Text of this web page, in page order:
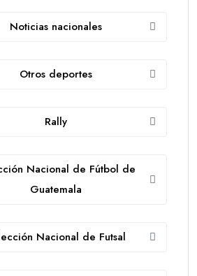
Noticias nacionales
Otros deportes
Rally
Nacional de Fútbol de
Guatemala
Nacional de Futsal